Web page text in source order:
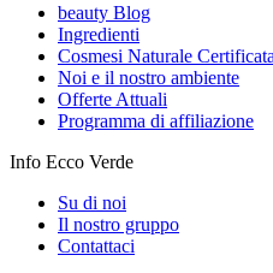
beauty Blog
Ingredienti
Cosmesi Naturale Certificata
Noi e il nostro ambiente
Offerte Attuali
Programma di affiliazione
Info Ecco Verde
Su di noi
Il nostro gruppo
Contattaci